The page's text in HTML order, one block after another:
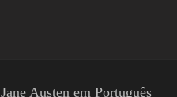
Jane Austen em Português